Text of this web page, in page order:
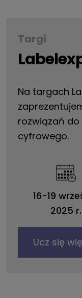
Targi
Na targach
rozwiązań
cyfrowego.
16-19
2025 r.
Ucz się